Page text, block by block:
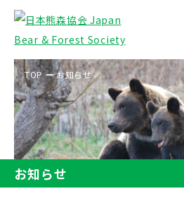
TOP お知らせ
お知らせ